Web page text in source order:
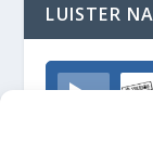
LUISTER